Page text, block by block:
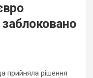
заблоковано
прийняла рішення